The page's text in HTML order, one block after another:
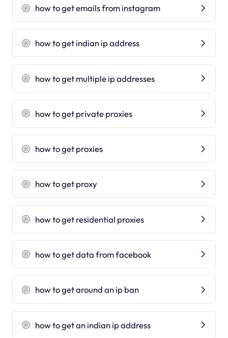
how to get emails from instagram
how to get indian ip address
how to get multiple ip addresses
how to get private proxies
how to get proxies
how to get proxy
how to get residential proxies
how to get data from facebook
how to get around an ip ban
how to get an indian ip address